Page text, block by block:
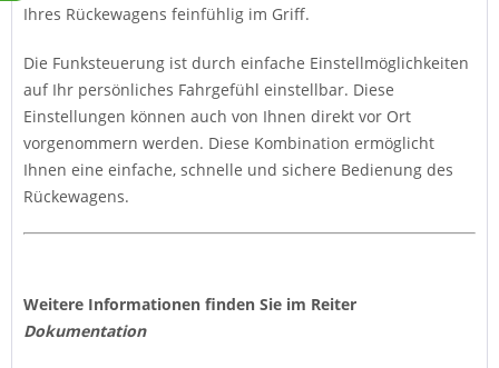
Ihres Rückewagens feinfühlig im Griff.
Die Funksteuerung ist durch einfache Einstellmöglichkeiten
auf Ihr persönliches Fahrgefühl einstellbar. Diese
Einstellungen können auch von Ihnen direkt vor Ort
vorgenommern werden. Diese Kombination ermöglicht
Ihnen eine einfache, schnelle und sichere Bedienung des
Rückewagens.
Weitere Informationen finden Sie im Reiter
Dokumentation